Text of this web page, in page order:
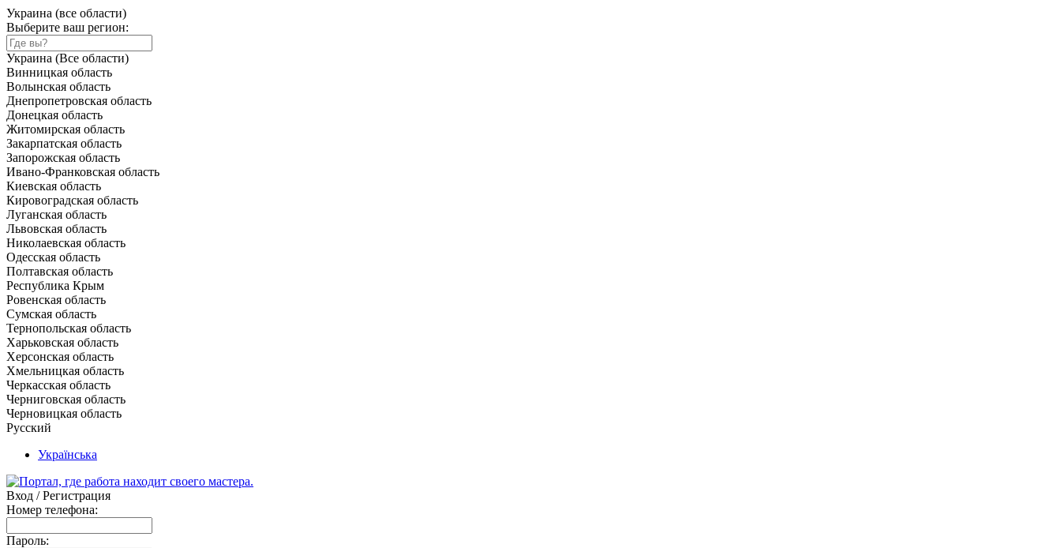
Украина (все области)
Выберите ваш регион:
Украина (Все области)
Винницкая область
Волынская область
Днепропетровская область
Донецкая область
Житомирская область
Закарпатская область
Запорожская область
Ивано-Франковская область
Киевская область
Кировоградская область
Луганская область
Львовская область
Николаевская область
Одесская область
Полтавская область
Республика Крым
Ровенская область
Сумская область
Тернопольская область
Харьковская область
Херсонская область
Хмельницкая область
Черкасская область
Черниговская область
Черновицкая область
Русский
Українська
Вход / Регистрация
Номер телефона:
Пароль: